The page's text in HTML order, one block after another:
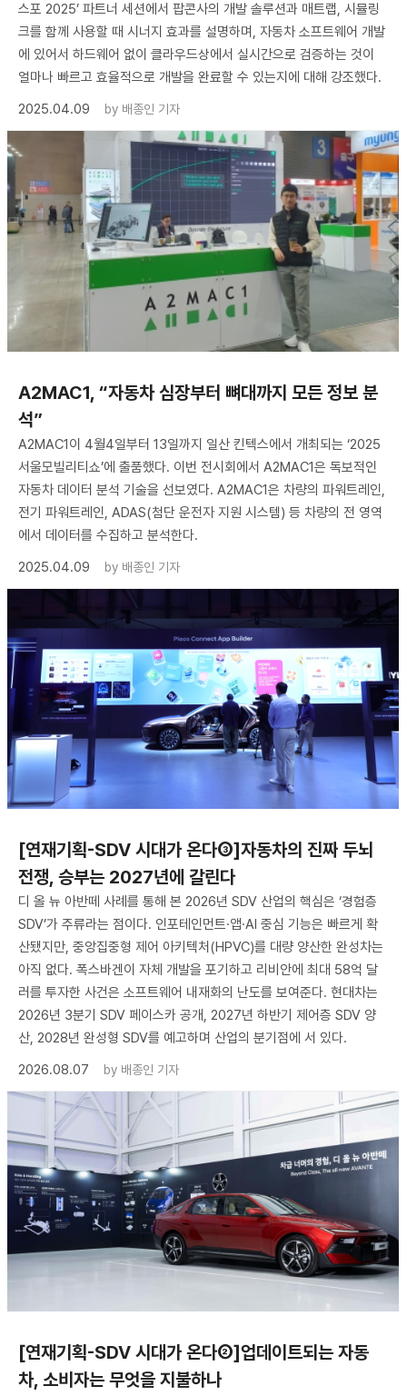
스포 2025’ 파트너 세션에서 팝콘사의 개발 솔루션과 매트랩, 시뮬링
크를 함께 사용할 때 시너지 효과를 설명하며, 자동차 소프트웨어 개발
에 있어서 하드웨어 없이 클라우드상에서 실시간으로 검증하는 것이
얼마나 빠르고 효율적으로 개발을 완료할 수 있는지에 대해 강조했다.
2025.04.09
by 배종인 기자
A2MAC1, “자동차 심장부터 뼈대까지 모든 정보 분
석”
A2MAC1이 4월4일부터 13일까지 일산 킨텍스에서 개최되는 ‘2025
서울모빌리티쇼’에 출품했다. 이번 전시회에서 A2MAC1은 독보적인
자동차 데이터 분석 기술을 선보였다. A2MAC1은 차량의 파워트레인,
전기 파워트레인, ADAS(첨단 운전자 지원 시스템) 등 차량의 전 영역
에서 데이터를 수집하고 분석한다.
2025.04.09
by 배종인 기자
[연재기획-SDV 시대가 온다③]자동차의 진짜 두뇌
전쟁, 승부는 2027년에 갈린다
디 올 뉴 아반떼 사례를 통해 본 2026년 SDV 산업의 핵심은 ‘경험층
SDV’가 주류라는 점이다. 인포테인먼트·앱·AI 중심 기능은 빠르게 확
산됐지만, 중앙집중형 제어 아키텍처(HPVC)를 대량 양산한 완성차는
아직 없다. 폭스바겐이 자체 개발을 포기하고 리비안에 최대 58억 달
러를 투자한 사건은 소프트웨어 내재화의 난도를 보여준다. 현대차는
2026년 3분기 SDV 페이스카 공개, 2027년 하반기 제어층 SDV 양
산, 2028년 완성형 SDV를 예고하며 산업의 분기점에 서 있다.
2026.08.07
by 배종인 기자
[연재기획-SDV 시대가 온다②]업데이트되는 자동
차, 소비자는 무엇을 지불하나